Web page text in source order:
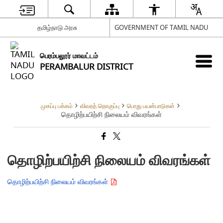
தமிழ்நாடு அரசு GOVERNMENT OF TAMIL NADU
பெரம்பலூர் மாவட்டம்
PERAMBALUR DISTRICT
முகப்பு பக்கம் விவரத் தொகுப்பு பொது பயன்பாடுகள்
தொழிற்பயிற்சி நிலையம் விவரங்கள்
தொழிற்பயிற்சி நிலையம் விவரங்கள்
தொழிற்பயிற்சி நிலையம் விவரங்கள்